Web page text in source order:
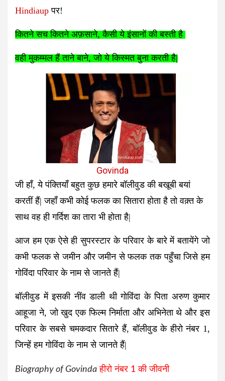
Hindiaupपर!
कितने सच कितने अफ़साने, कैसी ये इंसानों की बस्ती है
वही मुकम्मल हैं ताने बाने, जो ये किस्मत बुना करती है|
Govinda
जी हाँ, ये पंक्तियाँ बहुत कुछ हमारे बॉलीवुड की बखूबी बयां
करतीं हैं| जहाँ कभी कोई फलक का सितारा होता है तो वक़्त के
साथ वह ही गर्दिश का तारा भी होता है|
आज हम एक ऐसे ही सुपरस्टार के परिवार के बारे में बतायेंगे जो
कभी फलक से जमीन और जमीन से फलक तक पहुँचा जिसे हम
गोविंदा परिवार के नाम से जानते हैं|
बॉलीवुड में इसकी नींव डाली थी गोविंदा के पिता अरुण कुमार
आहूजा ने, जो खुद एक फिल्म निर्माता और अभिनेता थे और इस
परिवार के सबसे चमकदार सितारे हैं, बॉलीवुड के हीरो नंबर 1,
जिन्हें हम गोविंदा के नाम से जानते हैं|
Biography of Govinda हीरो नंबर 1 की जीवनी